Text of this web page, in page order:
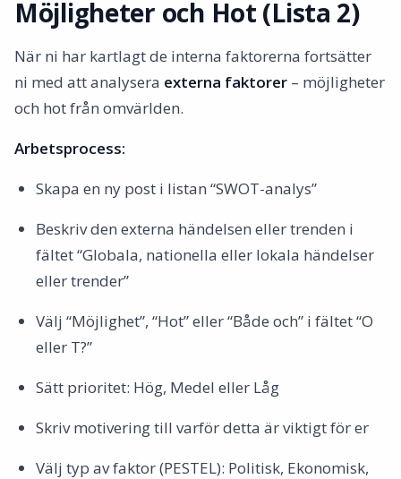
Möjligheter och Hot (Lista 2)
När ni har kartlagt de interna faktorerna fortsätter
ni med att analysera externa faktorer – möjligheter
och hot från omvärlden.
Arbetsprocess:
Skapa en ny post i listan “SWOT-analys”
Beskriv den externa händelsen eller trenden i
fältet “Globala, nationella eller lokala händelser
eller trender”
Välj “Möjlighet”, “Hot” eller “Både och” i fältet “O
eller T?”
Sätt prioritet: Hög, Medel eller Låg
Skriv motivering till varför detta är viktigt för er
Välj typ av faktor (PESTEL): Politisk, Ekonomisk,